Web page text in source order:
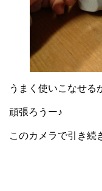
うまく使いこなせる
頑張ろうー♪
このカメラで引き続